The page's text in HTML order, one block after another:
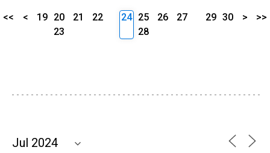
<< < 19 20 21
22
23
24 25 26
27
28
29 30 > >>